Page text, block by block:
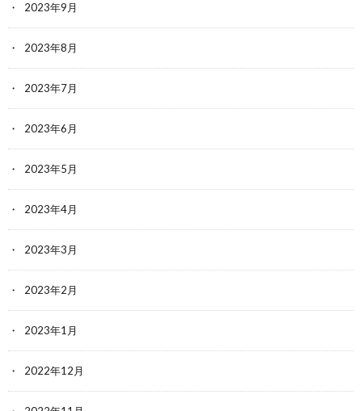
2023年9月
2023年8月
2023年7月
2023年6月
2023年5月
2023年4月
2023年3月
2023年2月
2023年1月
2022年12月